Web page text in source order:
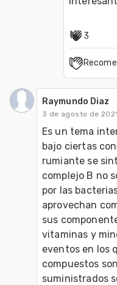
3
Raymundo Diaz
3 de agosto de 2021
Es un tema
bajo ciertas
rumiante se
complejo B no
por las
aprovechan
sus
vitaminas y
eventos en los
compuestos
suministrados